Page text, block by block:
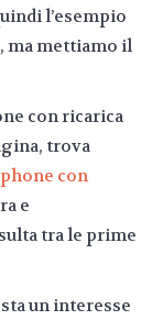
l’esempio
ma mettiamo il
con ricarica
trova
con
e
tra le prime
un interesse